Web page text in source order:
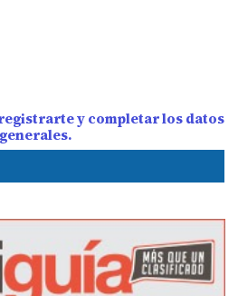
y completar los datos
generales.